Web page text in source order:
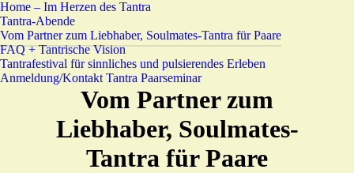
Home – Im Herzen des Tantra
Tantra-Abende
Vom Partner zum Liebhaber, Soulmates-Tantra für Paare
FAQ + Tantrische Vision
Tantrafestival für sinnliches und pulsierendes Erleben
Anmeldung/Kontakt Tantra Paarseminar
Vom Partner zum
Liebhaber, Soulmates-
Tantra für Paare